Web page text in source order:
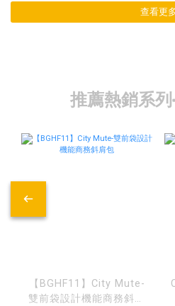
查看更
推薦熱銷系
【BGHF11】City Mute-
雙前袋設計機能商務斜肩